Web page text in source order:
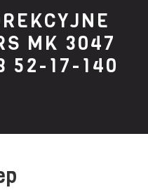
MK 3047
52-17-140